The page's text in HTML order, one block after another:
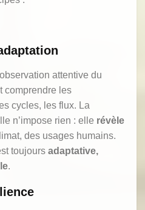
attentive du
comprendre les
cycles, les flux. La
n’impose rien : elle révèle
des usages humains.
toujours adaptative,
.